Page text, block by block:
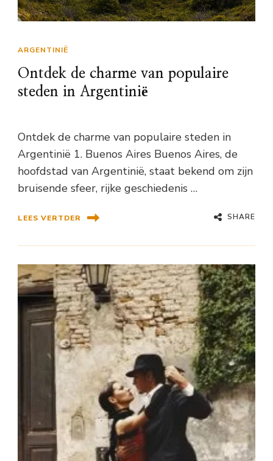
ARGENTINIË
Ontdek de charme van populaire
steden in Argentinië
Ontdek de charme van populaire steden in
Argentinië 1. Buenos Aires Buenos Aires, de
hoofdstad van Argentinië, staat bekend om zijn
bruisende sfeer, rijke geschiedenis …
LEES VERTDER SHARE